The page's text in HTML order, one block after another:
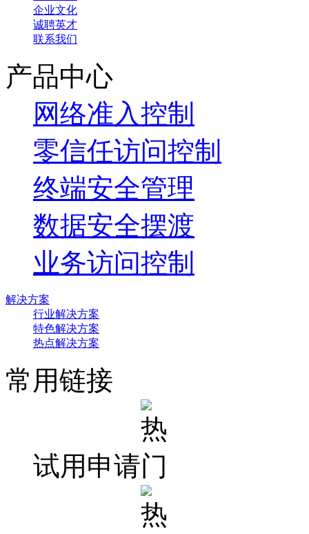
企业文化
诚聘英才
联系我们
产品中心
网络准入控制
零信任访问控制
终端安全管理
数据安全摆渡
业务访问控制
解决方案
行业解决方案
特色解决方案
热点解决方案
常用链接
试用申请